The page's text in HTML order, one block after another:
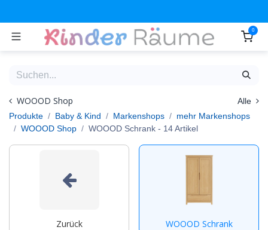
0
WOOOD Shop
Alle
Produkte
Baby & Kind Markenshops
mehr Markenshops
WOOOD Shop
WOOOD Schrank - 14 Artikel
Zurück WOOOD Schrank